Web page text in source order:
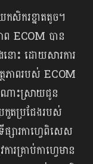
យកសិករខ្នាតតូច។
ព ECOM បាន
នោះ ដោយសារការ
ភាពរបស់ ECOM
ណោះស្រាយជូន
កួតប្រជែងរបស់
ារកាហ្វេពិសេស
រគ្រាប់កាហ្វេមាន